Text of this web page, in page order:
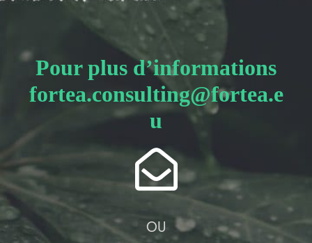
Pour plus d’informations
fortea.consulting@fortea.e
u
OU